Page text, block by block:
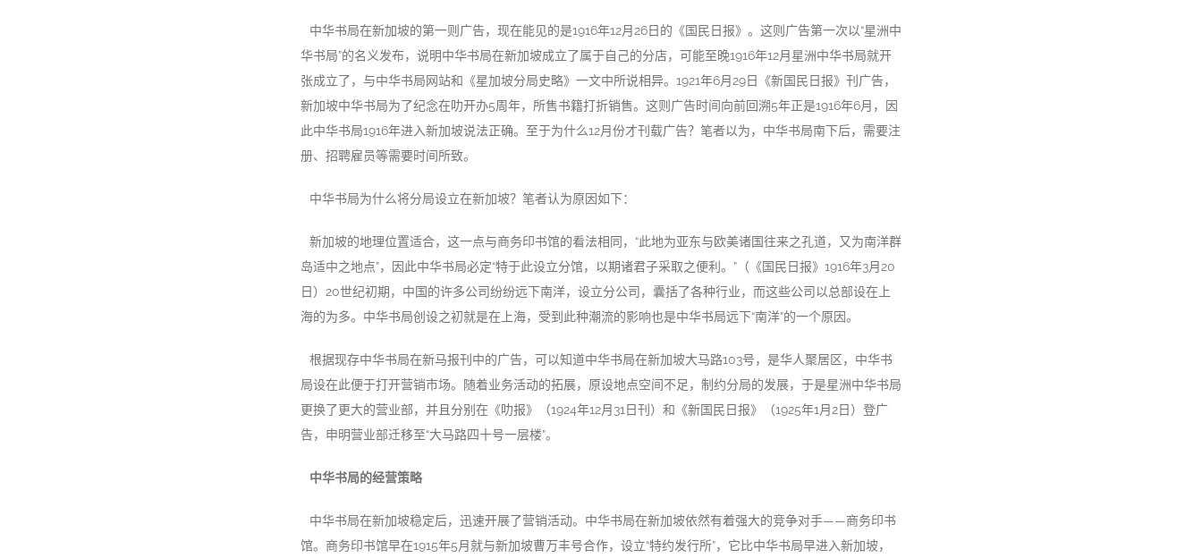
中华书局在新加坡的第一则广告，现在能见的是1916年12月26日的《国民日报》。这则广告第一次以“星洲中
华书局”的名义发布，说明中华书局在新加坡成立了属于自己的分店，可能至晚1916年12月星洲中华书局就开
张成立了，与中华书局网站和《星加坡分局史略》一文中所说相异。1921年6月29日《新国民日报》刊广告，
新加坡中华书局为了纪念在叻开办5周年，所售书籍打折销售。这则广告时间向前回溯5年正是1916年6月，因
此中华书局1916年进入新加坡说法正确。至于为什么12月份才刊载广告？笔者以为，中华书局南下后，需要注
册、招聘雇员等需要时间所致。
中华书局为什么将分局设立在新加坡？笔者认为原因如下：
新加坡的地理位置适合，这一点与商务印书馆的看法相同，“此地为亚东与欧美诸国往来之孔道，又为南洋群
岛适中之地点”，因此中华书局必定“特于此设立分馆，以期诸君子采取之便利。”（《国民日报》1916年3月20
日）20世纪初期，中国的许多公司纷纷远下南洋，设立分公司，囊括了各种行业，而这些公司以总部设在上
海的为多。中华书局创设之初就是在上海，受到此种潮流的影响也是中华书局远下“南洋”的一个原因。
根据现存中华书局在新马报刊中的广告，可以知道中华书局在新加坡大马路103号，是华人聚居区，中华书
局设在此便于打开营销市场。随着业务活动的拓展，原设地点空间不足，制约分局的发展，于是星洲中华书局
更换了更大的营业部，并且分别在《叻报》（1924年12月31日刊）和《新国民日报》（1925年1月2日）登广
告，申明营业部迁移至“大马路四十号一层楼”。
中华书局的经营策略
中华书局在新加坡稳定后，迅速开展了营销活动。中华书局在新加坡依然有着强大的竞争对手——商务印书
馆。商务印书馆早在1915年5月就与新加坡曹万丰号合作，设立“特约发行所”，它比中华书局早进入新加坡，